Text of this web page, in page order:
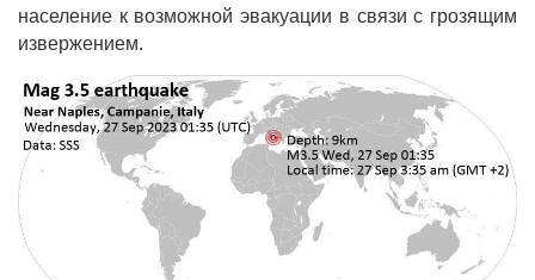
население к возможной эвакуации в связи с грозящим
извержением.